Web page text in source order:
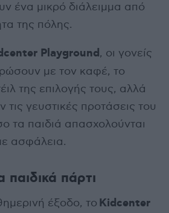
ένα μικρό διάλειμμα από
της πόλης.
Playground, οι γονείς
με τον καφέ, το
της επιλογής τους, αλλά
τις γευστικές προτάσεις του
τα παιδιά απασχολούνται
ασφάλεια.
παιδικά πάρτι
έξοδο, το Kidcenter